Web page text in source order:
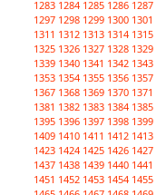
1283 1284 1285 1286 1287
1297 1298 1299 1300 1301
1311 1312 1313 1314 1315
1325 1326 1327 1328 1329
1339 1340 1341 1342 1343
1353 1354 1355 1356 1357
1367 1368 1369 1370 1371
1381 1382 1383 1384 1385
1395 1396 1397 1398 1399
1409 1410 1411 1412 1413
1423 1424 1425 1426 1427
1437 1438 1439 1440 1441
1451 1452 1453 1454 1455